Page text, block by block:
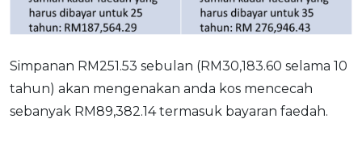
Simpanan RM251.53 sebulan (RM30,183.60 selama 10
tahun) akan mengenakan anda kos mencecah
sebanyak RM89,382.14 termasuk bayaran faedah.